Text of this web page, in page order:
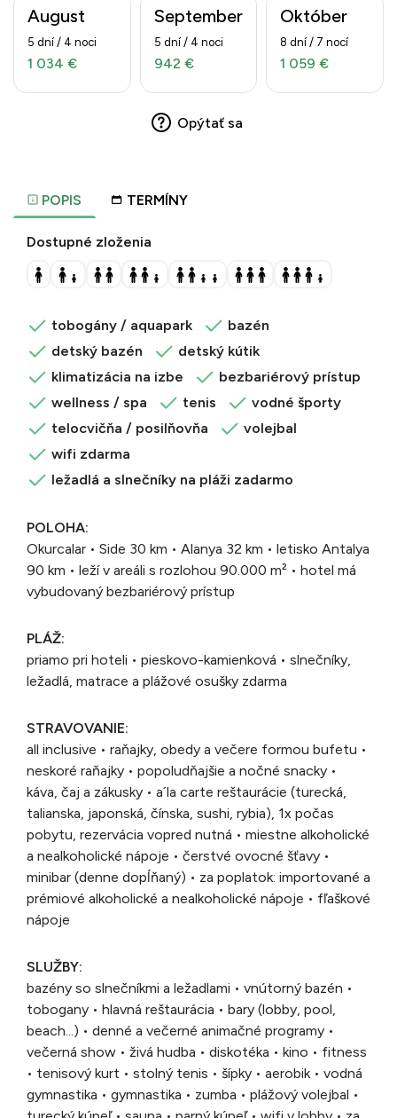
POPIS TERMÍNY
Dostupné zloženia
tobogány / aquapark
bazén
detský bazén
detský kútik
klimatizácia na izbe
bezbariérový prístup
wellness / spa
tenis
vodné športy
telocvičňa / posilňovňa
volejbal
wifi zdarma
ležadlá a slnečníky na pláži zadarmo
POLOHA:
Okurcalar • Side 30 km • Alanya 32 km • letisko Antalya
90 km • leží v areáli s rozlohou 90.000 m² • hotel má
vybudovaný bezbariérový prístup
PLÁŽ:
priamo pri hoteli • pieskovo-kamienková • slnečníky,
ležadlá, matrace a plážové osušky zdarma
STRAVOVANIE:
all inclusive • raňajky, obedy a večere formou bufetu •
neskoré raňajky • popoludňajšie a nočné snacky •
káva, čaj a zákusky • a´la carte reštaurácie (turecká,
talianska, japonská, čínska, sushi, rybia), 1x počas
pobytu, rezervácia vopred nutná • miestne alkoholické
a nealkoholické nápoje • čerstvé ovocné šťavy •
minibar (denne dopĺňaný) • za poplatok: importované a
prémiové alkoholické a nealkoholické nápoje • fľaškové
nápoje
SLUŽBY:
bazény so slnečníkmi a ležadlami • vnútorný bazén •
tobogany • hlavná reštaurácia • bary (lobby, pool,
beach...) • denné a večerné animačné programy •
večerná show • živá hudba • diskotéka • kino • fitness
• tenisový kurt • stolný tenis • šípky • aerobik • vodná
gymnastika • gymnastika • zumba • plážový volejbal •
August
5 dní / 4 noci
1 034 €
September
5 dní / 4 noci
942 €
Október
8 dní / 7 nocí
1 059 €
Opýtať sa